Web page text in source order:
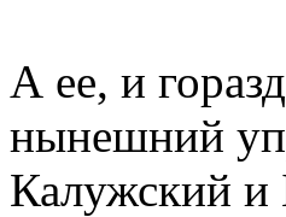
А ее, и
нынешний
Калужский и